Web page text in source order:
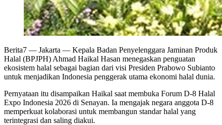
Berita7 — Jakarta — Kepala Badan Penyelenggara Jaminan Produk
Halal (BPJPH) Ahmad Haikal Hasan menegaskan penguatan
ekosistem halal sebagai bagian dari visi Presiden Prabowo Subianto
untuk menjadikan Indonesia penggerak utama ekonomi halal dunia.
Pernyataan itu disampaikan Haikal saat membuka Forum D-8 Halal
Expo Indonesia 2026 di Senayan. Ia mengajak negara anggota D-8
memperkuat kolaborasi untuk membangun standar halal yang
terintegrasi dan saling diakui.